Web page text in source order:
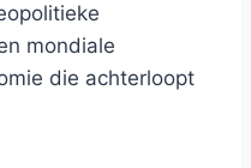
mondiale
die achterloopt